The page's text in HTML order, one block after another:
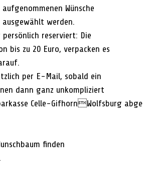
Wünsche
werden.
reserviert: Die
bis zu 20 Euro, verpacken es
per E-Mail, sobald ein
dann ganz unkompliziert
Celle-GifhornWolfsburg
finden